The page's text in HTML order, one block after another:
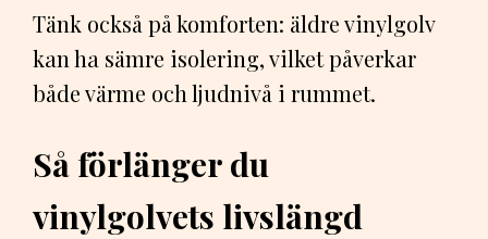
Tänk också på komforten: äldre vinylgolv
kan ha sämre isolering, vilket påverkar
både värme och ljudnivå i rummet.
Så förlänger du
vinylgolvets livslängd